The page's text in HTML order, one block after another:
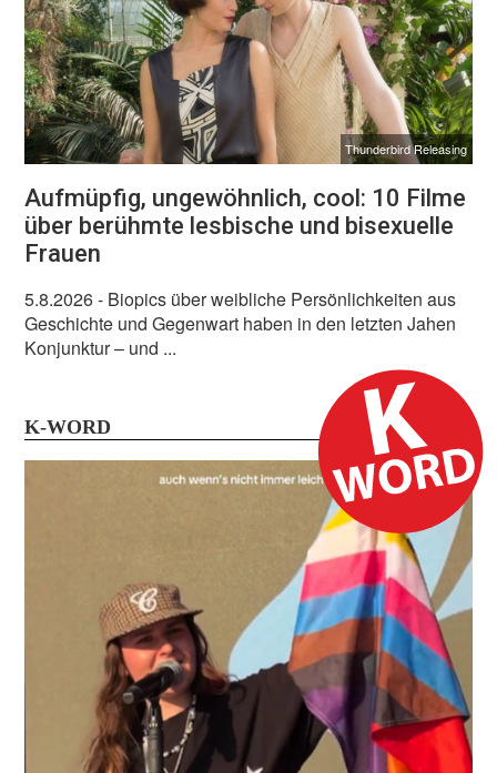
Thunderbird Releasing
Aufmüpfig, ungewöhnlich, cool: 10 Filme
über berühmte lesbische und bisexuelle
Frauen
5.8.2026- Biopics über weibliche Persönlichkeiten aus
Geschichte und Gegenwart haben in den letzten Jahen
Konjunktur – und ...
K-WORD